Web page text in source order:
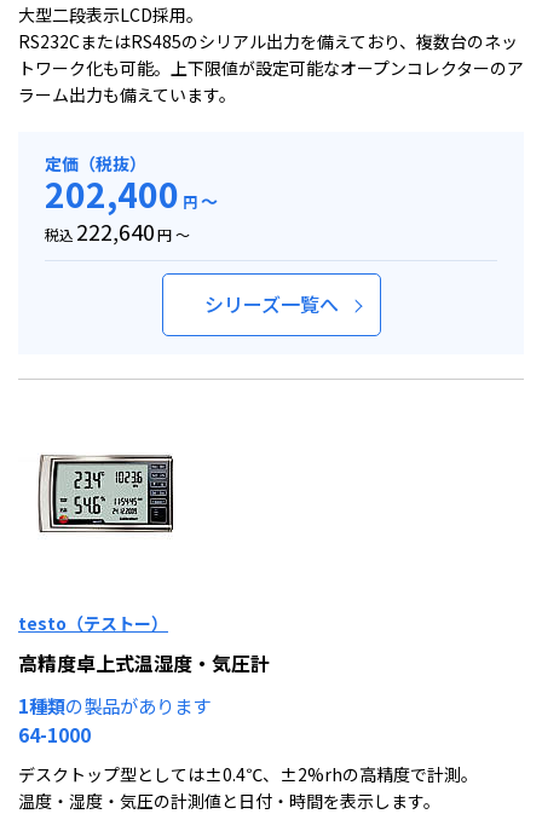
大型二段表示LCD採用。
RS232CまたはRS485のシリアル出力を備えており、複数台のネッ
トワーク化も可能。上下限値が設定可能なオープンコレクターのア
ラーム出力も備えています。
定価（税抜）
202,400 円～
税込 222,640円 ～
シリーズ一覧へ
testo（テストー）
高精度卓上式温湿度・気圧計
1種類の製品があります
64-1000
デスクトップ型としては±0.4℃、±2%rhの高精度で計測。
温度・湿度・気圧の計測値と日付・時間を表示します。